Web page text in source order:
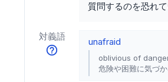
質問するのを恐れ
対義語 unafraid
oblivious of
危険や困難に気づ